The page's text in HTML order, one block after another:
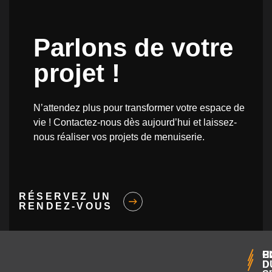
Parlons de votre
projet !
N’attendez plus pour transformer votre espace de
vie ! Contactez-nous dès aujourd’hui et laissez-
nous réaliser vos projets de menuiserie.
RÉSERVEZ UN
RENDEZ-VOUS